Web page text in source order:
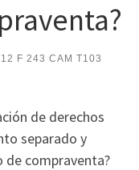
F 243 CAM T103
de derechos
separado y
compraventa?